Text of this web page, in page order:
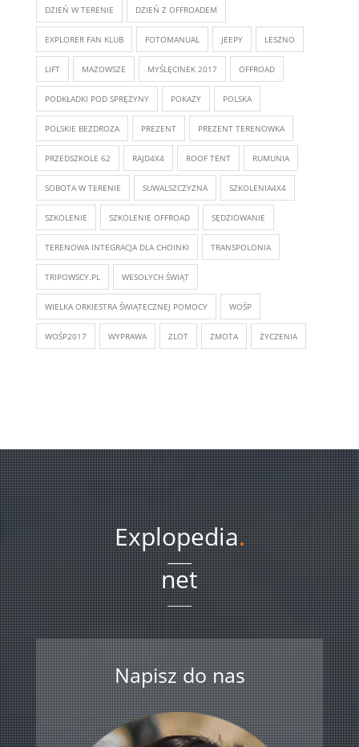
DZIEŃ W TERENIE DZIEŃ Z OFFROADEM
EXPLORER FAN KLUB FOTOMANUAL JEEPY LESZNO
LIFT MAZOWSZE MYŚLĘCINEK 2017 OFFROAD
PODKŁADKI POD SPRĘŻYNY POKAZY POLSKA
POLSKIE BEZDROZA PREZENT PREZENT TERENOWKA
PRZEDSZKOLE 62 RAJD4X4 ROOF TENT RUMUNIA
SOBOTA W TERENIE SUWALSZCZYZNA SZKOLENIA4X4
SZKOLENIE SZKOLENIE OFFROAD SĘDZIOWANIE
TERENOWA INTEGRACJA DLA CHOINKI TRANSPOLONIA
TRIPOWSCY.PL WESOŁYCH ŚWIĄT
WIELKA ORKIESTRA ŚWIĄTECZNEJ POMOCY WOŚP
WOŚP2017 WYPRAWA ZLOT ZMOTA ŻYCZENIA
Explopedia.
net
Napisz do nas